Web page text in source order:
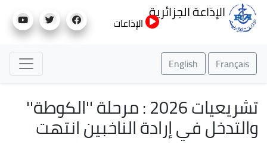
إلى
الإذاعة الجزائرية
الإذاعات
Français
English
تشريعيات 2026 : مرحلة ''الكوطة''
والتدخل في إرادة الناخبين انتهت